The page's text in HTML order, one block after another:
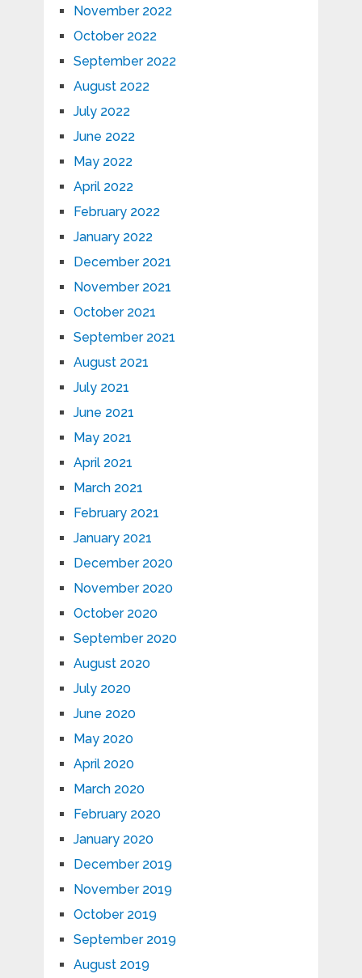
November 2022
October 2022
September 2022
August 2022
July 2022
June 2022
May 2022
April 2022
February 2022
January 2022
December 2021
November 2021
October 2021
September 2021
August 2021
July 2021
June 2021
May 2021
April 2021
March 2021
February 2021
January 2021
December 2020
November 2020
October 2020
September 2020
August 2020
July 2020
June 2020
May 2020
April 2020
March 2020
February 2020
January 2020
December 2019
November 2019
October 2019
September 2019
August 2019